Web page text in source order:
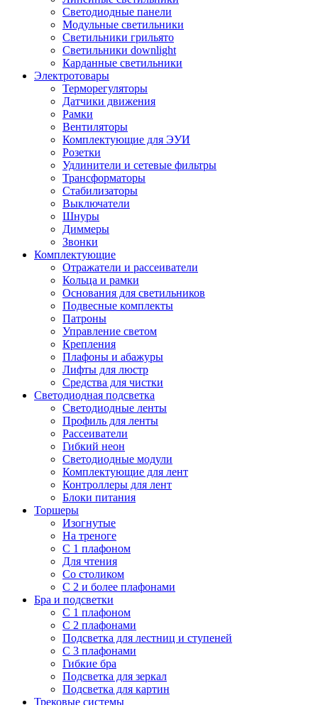
Светодиодные панели
Модульные светильники
Светильники грильято
Светильники downlight
Карданные светильники
Электротовары
Терморегуляторы
Датчики движения
Рамки
Вентиляторы
Комплектующие для ЭУИ
Розетки
Удлинители и сетевые фильтры
Трансформаторы
Стабилизаторы
Выключатели
Шнуры
Диммеры
Звонки
Комплектующие
Отражатели и рассеиватели
Кольца и рамки
Основания для светильников
Подвесные комплекты
Патроны
Управление светом
Крепления
Плафоны и абажуры
Лифты для люстр
Средства для чистки
Светодиодная подсветка
Светодиодные ленты
Профиль для ленты
Рассеиватели
Гибкий неон
Светодиодные модули
Комплектующие для лент
Контроллеры для лент
Блоки питания
Торшеры
Изогнутые
На треноге
С 1 плафоном
Для чтения
Со столиком
С 2 и более плафонами
Бра и подсветки
С 1 плафоном
С 2 плафонами
Подсветка для лестниц и ступеней
С 3 плафонами
Гибкие бра
Подсветка для зеркал
Подсветка для картин
Трековые системы